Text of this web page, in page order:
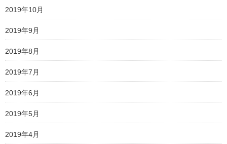
2019年10月
2019年9月
2019年8月
2019年7月
2019年6月
2019年5月
2019年4月